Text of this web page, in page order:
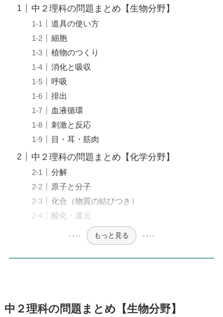
中２理科の問題まとめ【生物分野】
道具の使い方
細胞
植物のつくり
消化と吸収
呼吸
排出
血液循環
刺激と反応
目・耳・筋肉
中２理科の問題まとめ【化学分野】
分解
原子と分子
化合（物質の結びつき）
酸化・還元
もっと見る
中２理科の問題まとめ【生物分野】